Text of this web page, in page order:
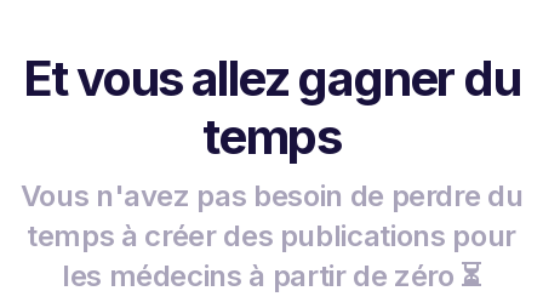
Et vous allez gagner du
temps
Vous n'avez pas besoin de perdre du
temps à créer des publications pour
les médecins à partir de zéro ⏳